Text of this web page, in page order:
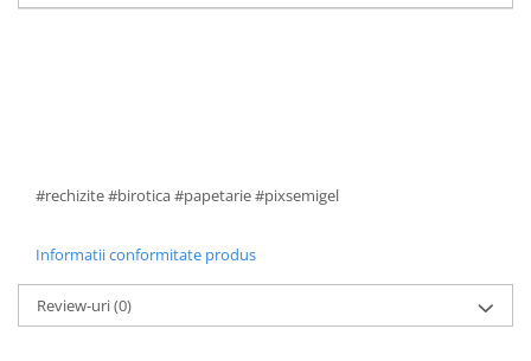
#rechizite #birotica #papetarie #pixsemigel
Informatii conformitate produs
Review-uri(0)